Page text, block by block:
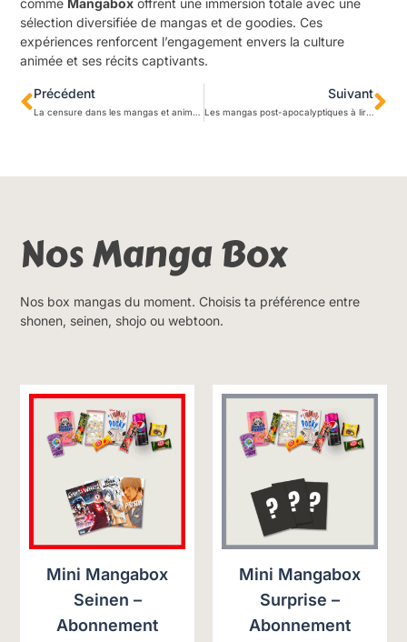
comme Mangabox offrent une immersion totale avec une
sélection diversifiée de mangas et de goodies. Ces
expériences renforcent l’engagement envers la culture
animée et ses récits captivants.
Précédent Suivant
Les mangas post-apocalyptiques à lire absolument pour explorer la fin du monde ?
Nos Manga Box
Nos box mangas du moment. Choisis ta préférence entre
shonen, seinen, shojo ou webtoon.
Mini Mangabox
Seinen –
Abonnement
Mini Mangabox
Surprise –
Abonnement